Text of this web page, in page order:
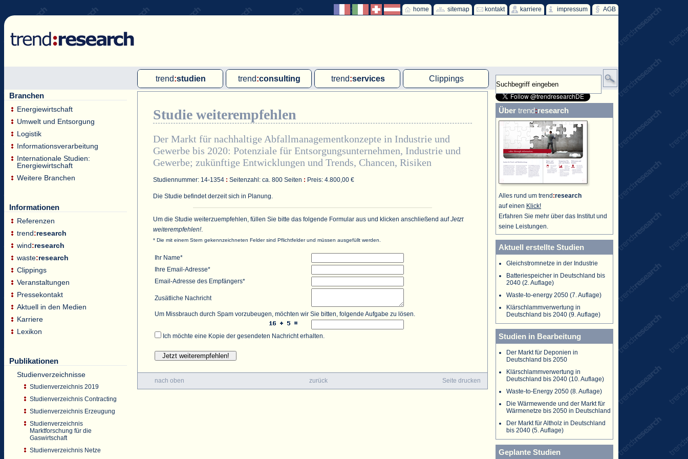
AGB
impressum
karriere
kontakt
sitemap
home
trend:studien
Single-Client-Studien
trend:consulting
Due Diligence
trend:services
Endkundenbefragung
PAP-Clipping
Clippings
Wasserstoff
Branchen
Energiewirtschaft
Umwelt und Entsorgung
Logistik
Informationsverarbeitung
Internationale Studien:
Energiewirtschaft
Weitere Branchen
Informationen
Referenzen
trend:research
wind:research
waste:research
Clippings
Veranstaltungen
Pressekontakt
Aktuell in den Medien
Karriere
Lexikon
Publikationen
Studienverzeichnisse
Studienverzeichnis 2019
Studienverzeichnis Contracting
Studienverzeichnis Erzeugung
Studienverzeichnis
Marktforschung für die
Gaswirtschaft
Studienverzeichnis Netze
Studie weiterempfehlen
Der Markt für nachhaltige Abfallmanagementkonzepte in Industrie und
Gewerbe bis 2020: Potenziale für Entsorgungsunternehmen, Industrie und
Gewerbe; zukünftige Entwicklungen und Trends, Chancen, Risiken
Studiennummer: 14-1354 : Seitenzahl: ca. 800 Seiten : Preis: 4.800,00 €
Die Studie befindet derzeit sich in Planung.
Um die Studie weiterzuempfehlen, füllen Sie bitte das folgende Formular aus und klicken anschließend aufJetzt
weiterempfehlen!.
* Die mit einem Stern gekennzeichneten Felder sind Pflichtfelder und müssen ausgefüllt werden.
Ihr Name*
Ihre Email-Adresse*
Email-Adresse des Empfängers*
Zusätliche Nachricht
Um Missbrauch durch Spam vorzubeugen, möchten wir Sie bitten, folgende Aufgabe zu lösen.
Ich möchte eine Kopie der gesendeten Nachricht erhalten.
nach oben zurück Seite drucken
Über trend:research
Alles rund um trend :research
auf einen Klick!
Erfahren Sie mehr über das Institut und
seine Leistungen.
Aktuell erstellte Studien
Gleichstromnetze in der Industrie
Batteriespeicher in Deutschland bis
2040 (2. Auflage)
Waste-to-energy 2050 (7. Auflage)
Klärschlammverwertung in
Deutschland bis 2040 (9. Auflage)
Studien in Bearbeitung
Der Markt für Deponien in
Deutschland bis 2050
Klärschlammverwertung in
Deutschland bis 2040 (10. Auflage)
Waste-to-Energy 2050 (8. Auflage)
Die Wärmewende und der Markt für
Wärmenetze bis 2050 in Deutschland
Der Markt für Altholz in Deutschland
bis 2040 (5. Auflage)
Geplante Studien